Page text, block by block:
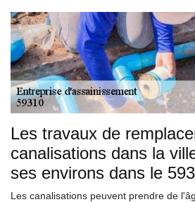
Les travaux de
canalisations dans la
ses environs dans le
Les canalisations peuvent prendre de